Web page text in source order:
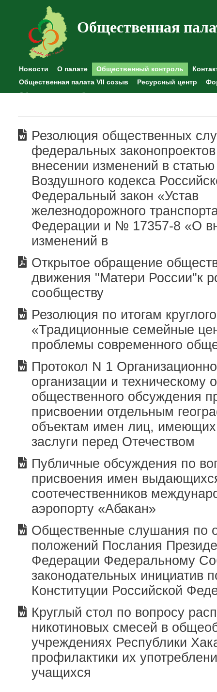
Общественная
Новости О палате Общественный контроль
Общественная палата VII созыв
Ресурсный центр
Общественные наблюдения
Резолюция общественных
федеральных
внесении изменений в
Воздушного кодекса
Федеральный закон «Устав
железнодорожного
Федерации и № 17357-8 «О
изменений в
Открытое обращение
движения "Матери России"к
сообществу
Резолюция по итогам
«Традиционные семейные
проблемы современного
Протокол N 1
организации и техническому
общественного обсуждения
присвоении отдельным
объектам имен лиц,
заслуги перед Отечеством
Публичные обсуждения по
присвоения имен
соотечественников
аэропорту «Абакан»
Общественные слушания по
положений Послания
Федерации Федеральному
законодательных инициатив
Конституции Российской
Круглый стол по вопросу
никотиновых смесей в
учреждениях Республики
профилактики их
учащихся